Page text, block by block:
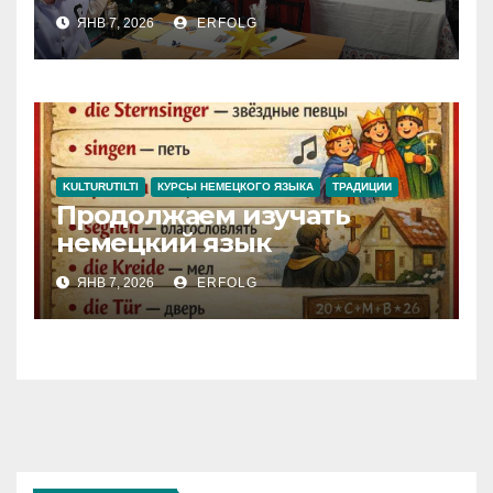
ЯНВ 7, 2026 ERFOLG
KULTURUTILTI КУРСЫ НЕМЕЦКОГО ЯЗЫКА ТРАДИЦИИ
Продолжаем изучать
немецкий язык
ЯНВ 7, 2026 ERFOLG